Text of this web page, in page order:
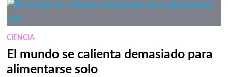
MEXICANAS:
¿ESTÁ
PREPARADA
LA
CADENA
DE
FRÍO
PARA
SOSTENER
EL
CIENCIA
El mundo se calienta demasiado para
alimentarse solo